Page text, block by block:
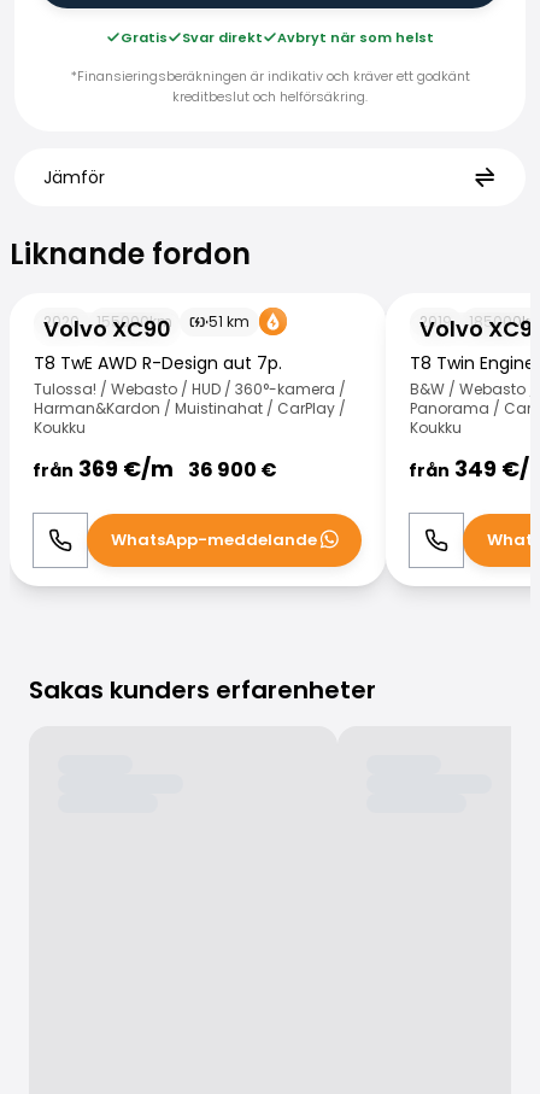
Gratis Svar direkt
Avbryt när som helst
*Finansieringsberäkningen är indikativ och kräver ett godkänt
kreditbeslut och helförsäkring.
Jämför
Liknande fordon
Volvo XC90
2020 155000km 51 km
T8 TwE AWD R-Design aut 7p.
Tulossa! / Webasto / HUD / 360°-kamera /
Harman&Kardon / Muistinahat / CarPlay /
Koukku
från 369 €/m 36 900 €
Ring WhatsApp
WhatsApp-meddelande
Volvo
2019 185000
T8 Twin
B&W / Webasto
Panorama /
Koukku
från 349 €/
Ring
Sakas kunders erfarenheter